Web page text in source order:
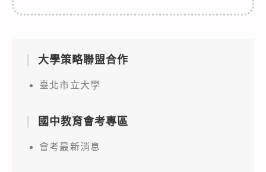
大學策略聯盟合作
臺北市立大學
國中教育會考專區
會考最新消息